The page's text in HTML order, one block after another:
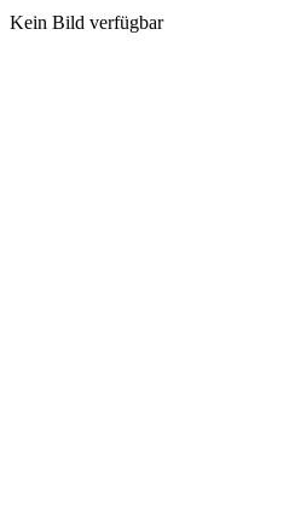
Kein Bild verfügbar